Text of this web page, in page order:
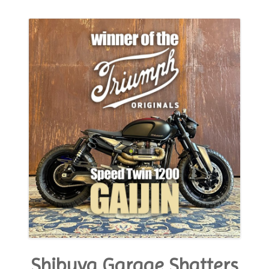
MODA E ESTILO
OPINIÃO
CONTATO
PODCAST
CONCURSO